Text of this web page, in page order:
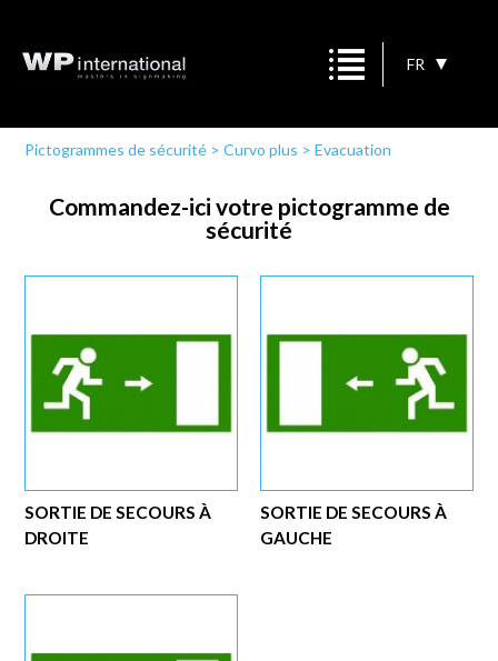
FR
Pictogrammes de sécurité >Curvo plus >Evacuation
Commandez-ici votre pictogramme de
sécurité
SORTIE DE SECOURS À
DROITE
SORTIE DE SECOURS À
GAUCHE